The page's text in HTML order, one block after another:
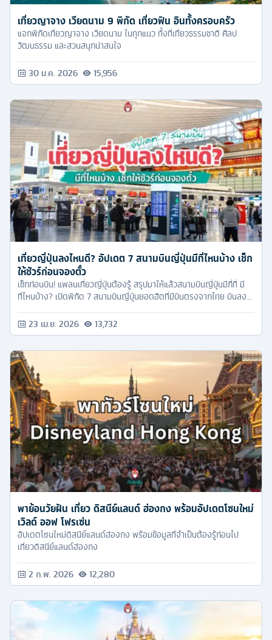
เที่ยวญาจาง เวียดนาม 9 พิกัด เที่ยวฟิน อินทั้งครอบครัว
แจกพิกัดเที่ยวญาจาง เวียดนาม ในทุกแนว ทั้งที่เที่ยวธรรมชาติ ศิลป
วัฒนธรรม และสวนสนุกน่าสนใจ
30 ม.ค. 2026 15,956
เที่ยวญี่ปุ่นลงไหนดี? อัปเดต 7 สนามบินญี่ปุ่นมีที่ไหนบ้าง เช็ก
ให้ชัวร์ก่อนจองตั๋ว
เช็กก่อนบิน! แพลนเที่ยวญี่ปุ่นต้องรู้ สรุปมาให้แล้วสนามบินญี่ปุ่นมีกี่ที่ มี
ที่ไหนบ้าง? เปิดพิกัด 7 สนามบินญี่ปุ่นยอดฮิตที่มีบินตรงจากไทย บินลง
23 เม.ย. 2026 13,732
พาย้อนวัยฝัน เที่ยว ดิสนีย์แลนด์ ฮ่องกง พร้อมอัปเดตโซนใหม่
เวิลด์ ออฟ โฟรเซ่น
อัปเดตโซนใหม่ดิสนีย์แลนด์ฮ่องกง พร้อมข้อมูลที่จำเป็นต้องรู้ก่อนไป
เที่ยวดิสนีย์แลนด์ฮ่องกง
2 ก.พ. 2026 12,280